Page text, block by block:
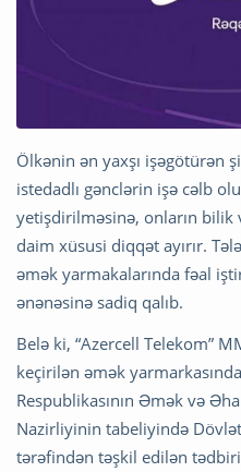
Ölkənin ən yaxşı işəgötürən
istedadlı gənclərin işə cəlb
yetişdirilməsinə, onların bilik
daim xüsusi diqqət ayırır.
əmək yarmakalarında fəal
ənənəsinə sadiq qalıb.
Belə ki, “Azercell Telekom”
keçirilən əmək
Respublikasının Əmək və
Nazirliyinin tabeliyində
tərəfindən təşkil edilən